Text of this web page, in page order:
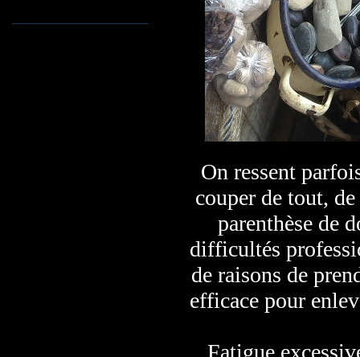
On ressent
couper de tout,
parenthèse de
difficultés
de raisons de
efficace pour